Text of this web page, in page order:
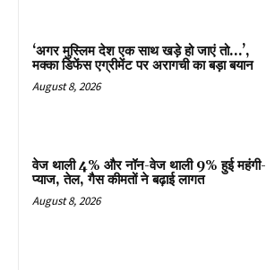
‘अगर मुस्लिम देश एक साथ खड़े हो जाएं तो…’,
मक्का डिफेंस एग्रीमेंट पर अरागची का बड़ा बयान
August 8, 2026
वेज थाली 4% और नॉन-वेज थाली 9% हुई महंगी-
प्याज, तेल, गैस कीमतों ने बढ़ाई लागत
August 8, 2026